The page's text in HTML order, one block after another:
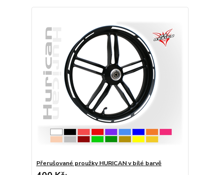
Přerušované proužky HURICAN v bílé barvě